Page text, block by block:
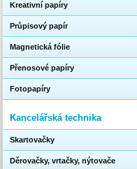
Kreativní papíry
Průpisový papír
Magnetická fólie
Přenosové papíry
Fotopapíry
Kancelářská technika
Skartovačky
Děrovačky, vrtačky, nýtovače